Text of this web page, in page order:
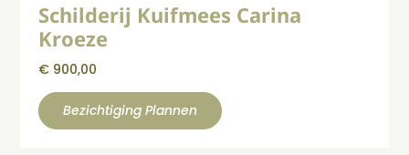
Schilderij Kuifmees Carina
Kroeze
€ 900,00
Bezichtiging Plannen